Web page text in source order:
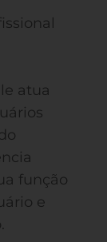
atua
função
e